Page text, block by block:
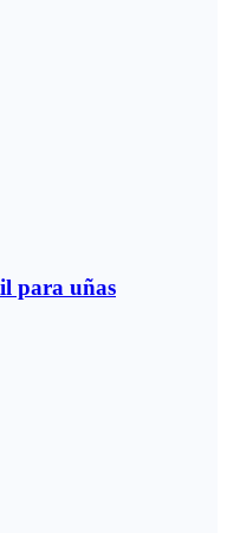
para uñas